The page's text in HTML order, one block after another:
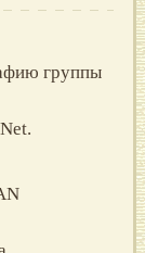
группы